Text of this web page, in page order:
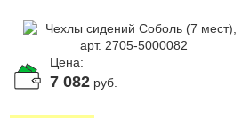
Цена:
7 082 руб.